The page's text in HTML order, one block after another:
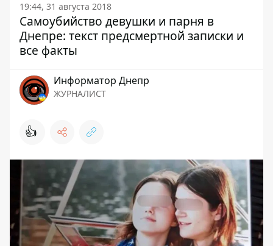
19:44, 31 августа 2018
Самоубийство девушки и парня в
Днепре: текст предсмертной записки и
все факты
Информатор Днепр
ЖУРНАЛИСТ
👍